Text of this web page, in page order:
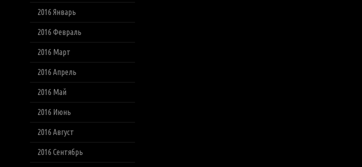
2016 Январь
2016 Февраль
2016 Март
2016 Апрель
2016 Май
2016 Июнь
2016 Август
2016 Сентябрь